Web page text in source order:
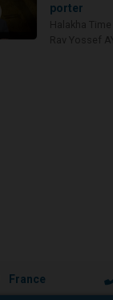
porter
France